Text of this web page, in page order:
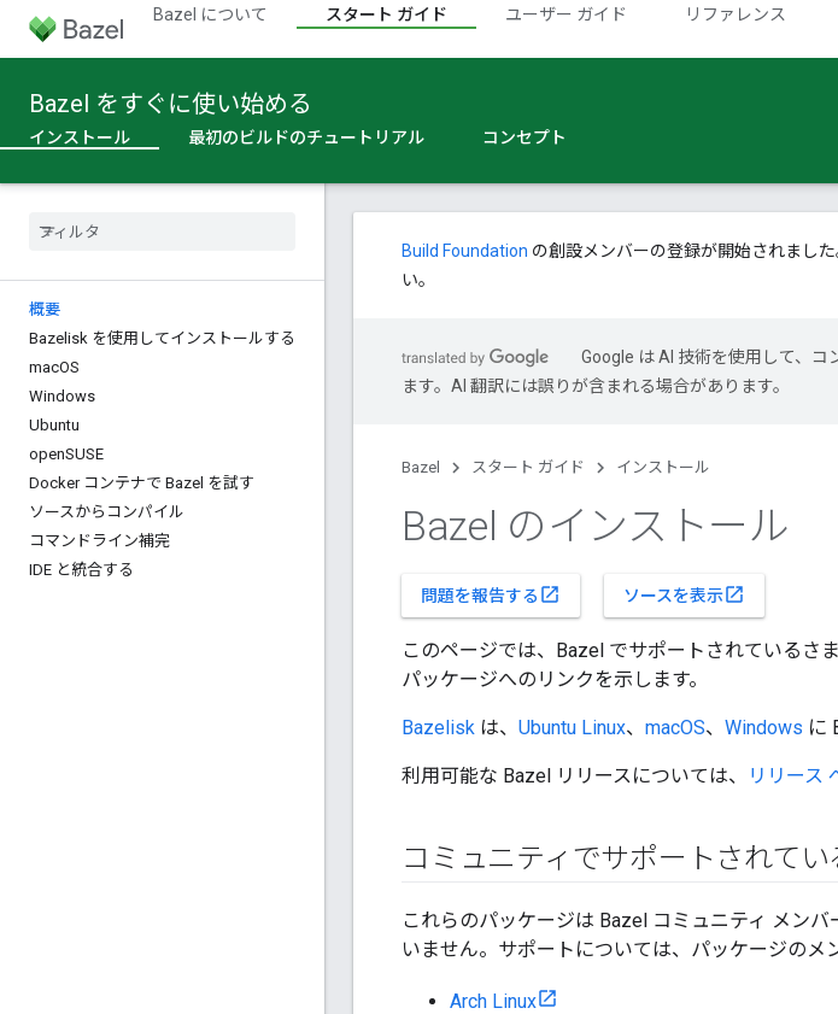
Bazel について スタート ガイド ユーザー ガイド リファレンス
Bazel をすぐに使い始める
インストール 最初のビルドのチュートリアル コンセプト
概要
Bazelisk を使用してインストールする
macOS
Windows
Ubuntu
openSUSE
Docker コンテナで Bazel を試す
ソースからコンパイル
コマンドライン補完
IDE と統合する
Build Foundation の創設メンバーの登録が開始されました
い。
Google は AI 技術を使用して、
ます。AI 翻訳には誤りが含まれる場合があります。
Bazel スタート ガイド インストール
Bazel のインストール
問題を報告する open_in_new ソースを表示open_in_new
このページでは、Bazel でサポートされているさ
パッケージへのリンクを示します。
Bazelisk は、 Ubuntu Linux、 macOS、 Windows に
利用可能な Bazel リリースについては、 リリース
コミュニティでサポートされて
これらのパッケージは Bazel コミュニティ メン
いません。サポートについては、パッケージのメ
Arch Linux